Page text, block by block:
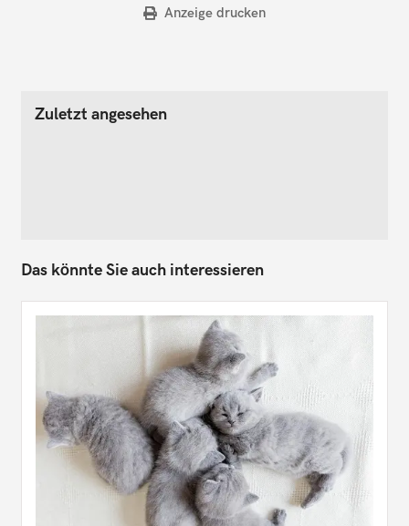
Anzeige drucken
Zuletzt angesehen
Das könnte Sie auch interessieren